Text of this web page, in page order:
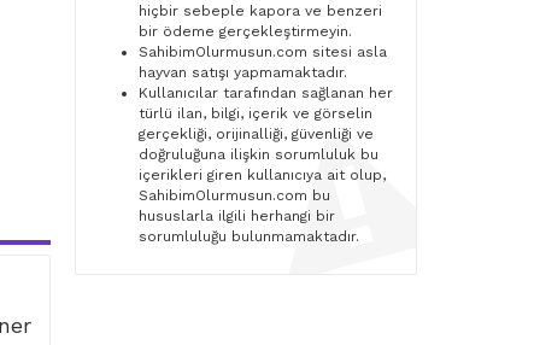
hiçbir sebeple kapora ve benzeri
bir ödeme gerçekleştirmeyin.
SahibimOlurmusun.com sitesi asla
hayvan satışı yapmamaktadır.
Kullanıcılar tarafından sağlanan her
türlü ilan, bilgi, içerik ve görselin
gerçekliği, orijinalliği, güvenliği ve
doğruluğuna ilişkin sorumluluk bu
içerikleri giren kullanıcıya ait olup,
SahibimOlurmusun.com bu
hususlarla ilgili herhangi bir
sorumluluğu bulunmamaktadır.